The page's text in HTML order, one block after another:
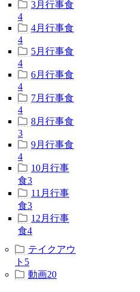
3月行事食
4
4月行事食
4
5月行事食
4
6月行事食
4
7月行事食
4
8月行事食
3
9月行事食
4
10月行事
食3
11月行事
食3
12月行事
食4
テイクアウ
ト 5
動画20